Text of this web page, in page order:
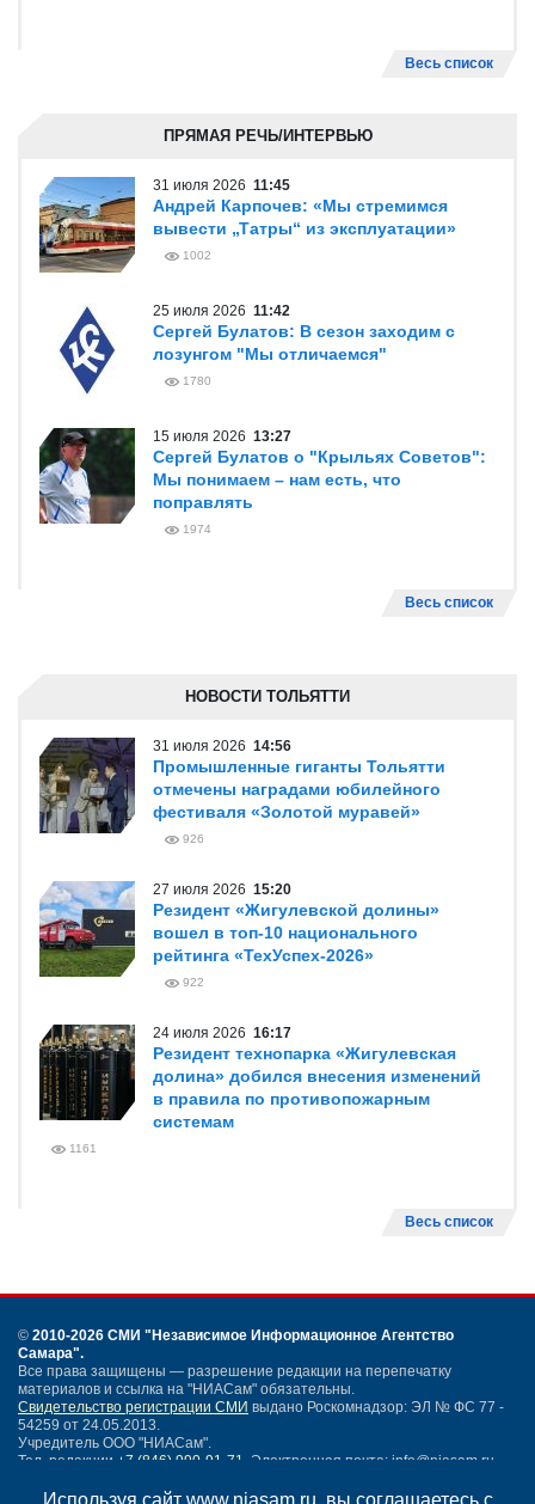
Используя сайт www.niasam.ru, вы соглашаетесь с
Весь список
ПРЯМАЯ РЕЧЬ/ИНТЕРВЬЮ
31 июля 2026 11:45
Андрей Карпочев: «Мы стремимся
вывести „Татры“ из эксплуатации»
1002
25 июля 2026 11:42
Сергей Булатов: В сезон заходим с
лозунгом "Мы отличаемся"
1780
15 июля 2026 13:27
Сергей Булатов о "Крыльях Советов":
Мы понимаем – нам есть, что
поправлять
1974
Весь список
НОВОСТИ ТОЛЬЯТТИ
31 июля 2026 14:56
Промышленные гиганты Тольятти
отмечены наградами юбилейного
фестиваля «Золотой муравей»
926
27 июля 2026 15:20
Резидент «Жигулевской долины»
вошел в топ-10 национального
рейтинга «ТехУспех-2026»
922
24 июля 2026 16:17
Резидент технопарка «Жигулевская
долина» добился внесения изменений
в правила по противопожарным
системам
1161
Весь список
© 2010-2026 СМИ "Независимое Информационное Агентство
Самара".
Все права защищены — разрешение редакции на перепечатку
материалов и ссылка на "НИАСам" обязательны.
Свидетельство регистрации СМИ выдано Роскомнадзор: ЭЛ № ФС 77 -
54259 от 24.05.2013.
Учредитель ООО "НИАСам".
Тел. редакции +7 (846) 990-91-71. Электронная почта: info@niasam.ru
Написать письмо